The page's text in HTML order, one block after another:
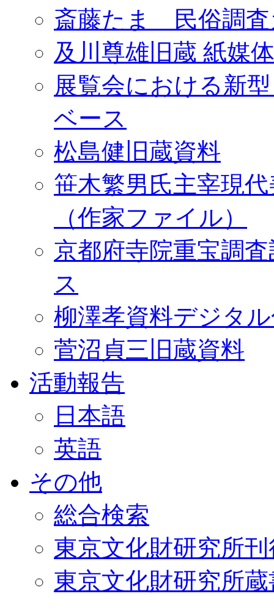
斎藤たま 民俗調査
及川尊雄旧蔵 紙媒
展覧会における新
ベース
松島健旧蔵資料
笹木繁男氏主宰現
（作家ファイル）
京都府寺院重宝調
ス
柳澤孝資料デジタ
菅沼貞三旧蔵資料
活動報告
日本語
英語
その他
総合検索
東京文化財研究所
東京文化財研究所